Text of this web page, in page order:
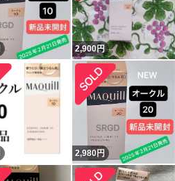
2,900円
2,980円